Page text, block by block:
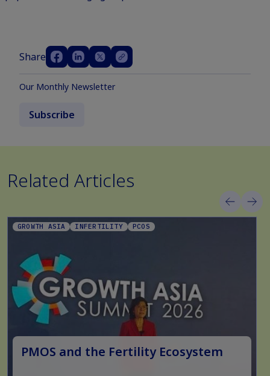
Share
Our Monthly Newsletter
Subscribe
Related Articles
GROWTH ASIA INFERTILITY PCOS
PMOS and the Fertility Ecosystem